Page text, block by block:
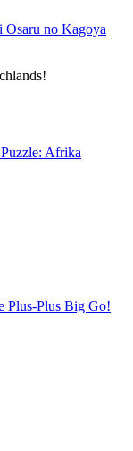
Osaru no Kagoya
Afrika
Plus-Plus Big Go!